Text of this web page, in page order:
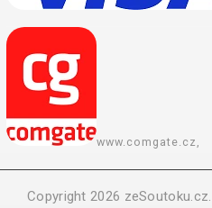
www.comgate.cz,
Copyright 2026 zeSoutoku.cz